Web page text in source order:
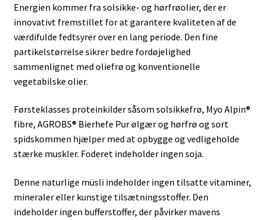
Energien kommer fra solsikke- og hørfrøolier, der er
innovativt fremstillet for at garantere kvaliteten af ​​de
værdifulde fedtsyrer over en lang periode. Den fine
partikelstørrelse sikrer bedre fordøjelighed
sammenlignet med oliefrø og konventionelle
vegetabilske olier.
Førsteklasses proteinkilder såsom solsikkefrø, Myo Alpin®
fibre, AGROBS® Bierhefe Pur ølgær og hørfrø og sort
spidskommen hjælper med at opbygge og vedligeholde
stærke muskler. Foderet indeholder ingen soja.
Denne naturlige müsli indeholder ingen tilsatte vitaminer,
mineraler eller kunstige tilsætningsstoffer. Den
indeholder ingen bufferstoffer, der påvirker mavens